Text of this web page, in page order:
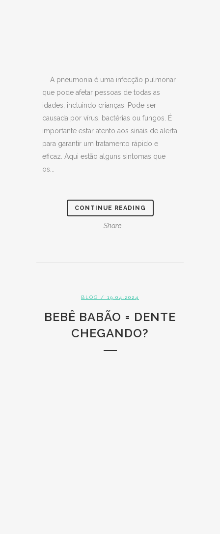
A pneumonia é uma infecção pulmonar
que pode afetar pessoas de todas as
idades, incluindo crianças. Pode ser
causada por vírus, bactérias ou fungos. É
importante estar atento aos sinais de alerta
para garantir um tratamento rápido e
eficaz. Aqui estão alguns sintomas que
os...
CONTINUE READING
Share
BLOG / 19.04.2024
BEBÊ BABÃO = DENTE
CHEGANDO?